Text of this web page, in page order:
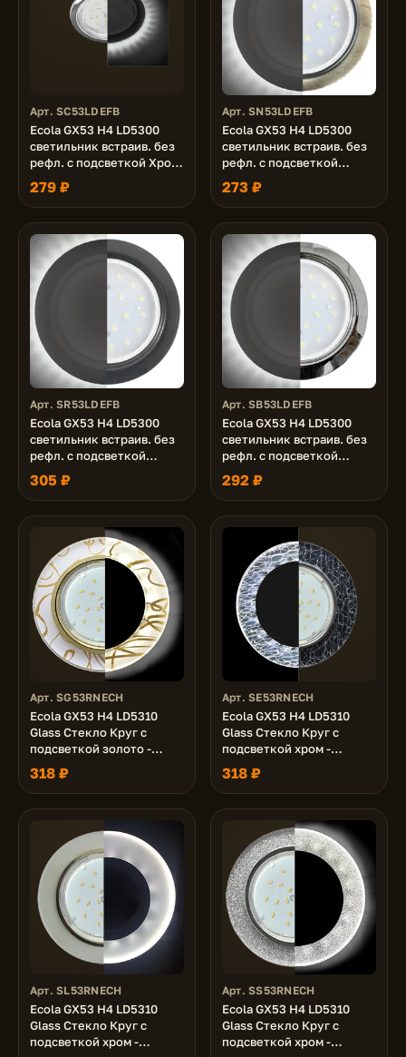
Арт. SC53LDEFB
Ecola GX53 H4 LD5300
светильник встраив. без
рефл. с подсветкой Хром
48x106 (к+)
279 ₽
Арт. SN53LDEFB
Ecola GX53 H4 LD5300
светильник встраив. без
рефл. с подсветкой
Черненая бронза 48x106
(к+)
273 ₽
Арт. SR53LDEFB
Ecola GX53 H4 LD5300
светильник встраив. без
рефл. с подсветкой
Черный матовый 48x106
(к+)
305 ₽
Арт. SB53LDEFB
Ecola GX53 H4 LD5300
светильник встраив. без
рефл. с подсветкой
Черный хром 48x106 (к+)
292 ₽
Арт. SG53RNECH
Ecola GX53 H4 LD5310
Glass Стекло Круг с
подсветкой золото -
золото на белом 38x126
(к+)
318 ₽
Арт. SE53RNECH
Ecola GX53 H4 LD5310
Glass Стекло Круг с
подсветкой хром -
колотый лед на черном
38x126 (к+)
318 ₽
Арт. SL53RNECH
Ecola GX53 H4 LD5310
Glass Стекло Круг с
подсветкой хром -
Арт. SS53RNECH
Ecola GX53 H4 LD5310
Glass Стекло Круг с
подсветкой хром -